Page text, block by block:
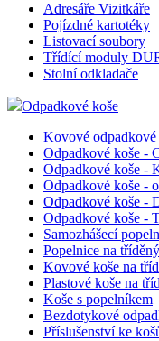
Adresáře Vizitkáře
Pojízdné kartotéky
Listovací soubory
Třídící moduly
Stolní odkladače
Odpadkové koše
Kovové odpadkové
Odpadkové koše -
Odpadkové koše -
Odpadkové koše -
Odpadkové koše -
Odpadkové koše -
Samozhášecí
Popelnice na
Kovové koše na
Plastové koše na
Koše s popelníkem
Bezdotykové
Příslušenství ke